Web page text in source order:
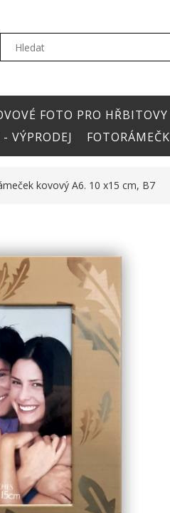
FOTO PRO HŘBITOVY
VÝPRODEJ
kovový A6. 10 x15 cm, B7